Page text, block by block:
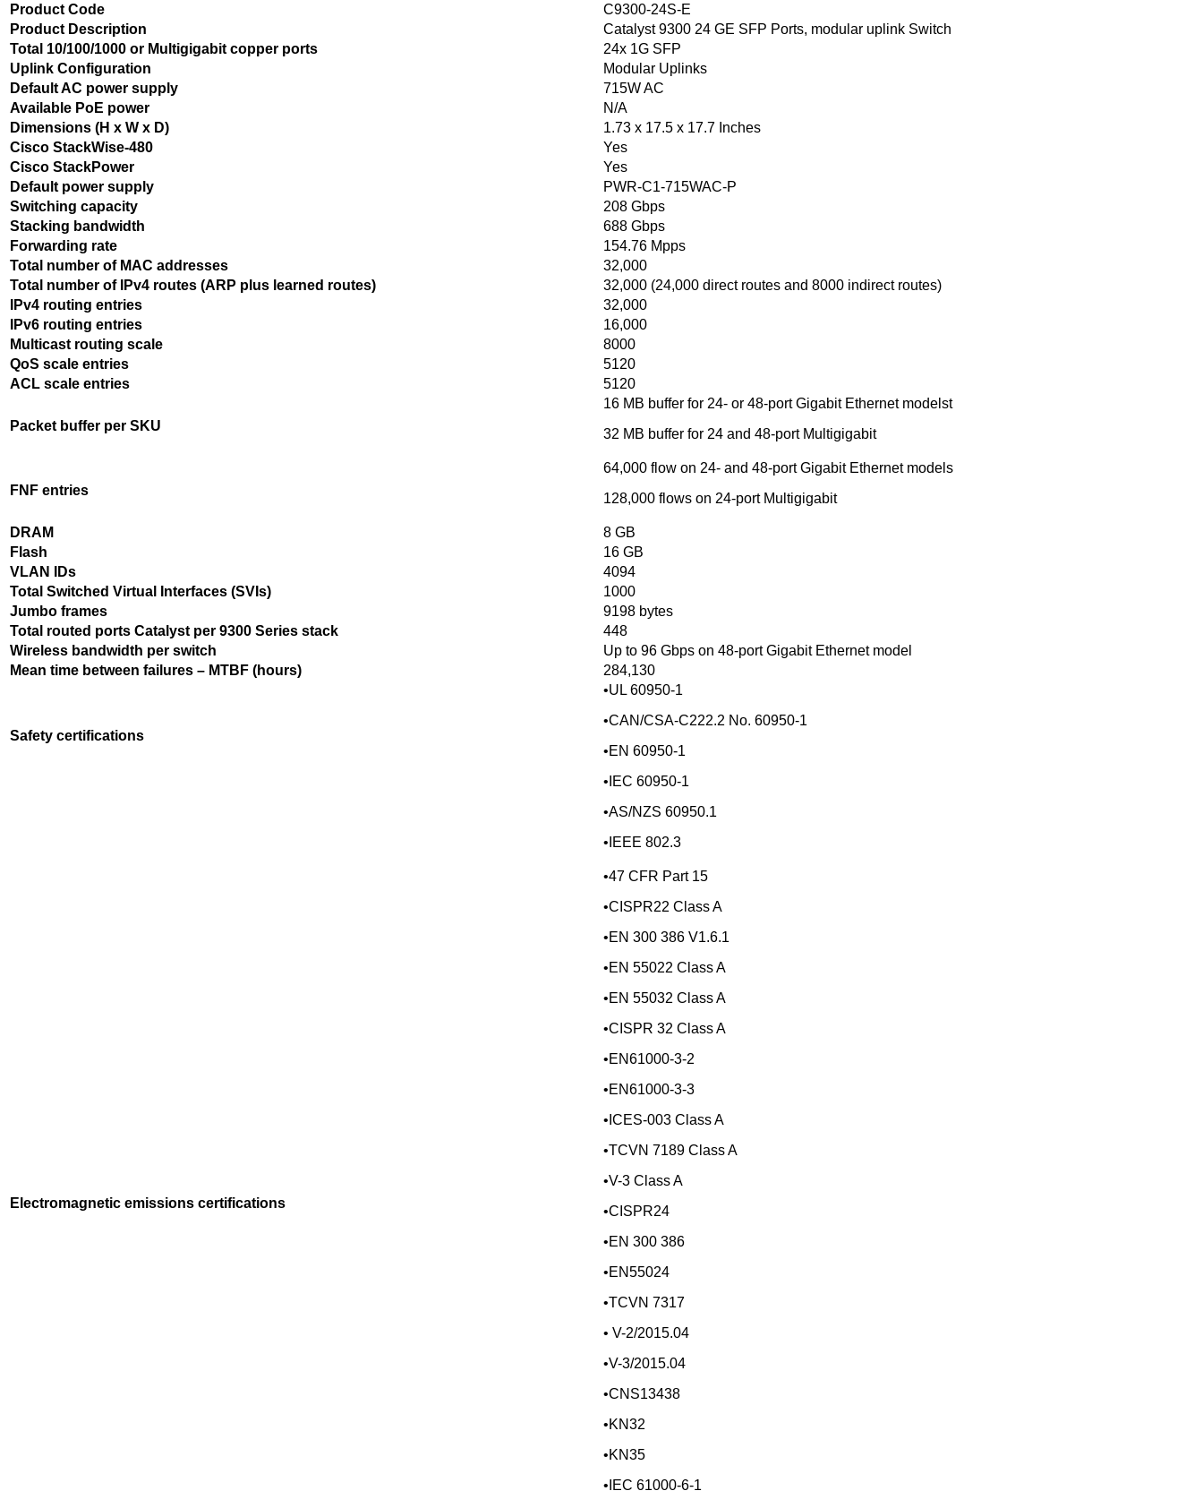
Product Code
C9300-24S-E
Product Description
Catalyst 9300 24 GE SFP Ports, modular uplink Switch
Total 10/100/1000 or Multigigabit copper ports
24x 1G SFP
Uplink Configuration
Modular Uplinks
Default AC power supply
715W AC
Available PoE power
N/A
Dimensions (H x W x D)
1.73 x 17.5 x 17.7 Inches
Cisco StackWise-480
Yes
Cisco StackPower
Yes
Default power supply
PWR-C1-715WAC-P
Switching capacity
208 Gbps
Stacking bandwidth
688 Gbps
Forwarding rate
154.76 Mpps
Total number of MAC addresses
32,000
Total number of IPv4 routes (ARP plus learned routes)
32,000 (24,000 direct routes and 8000 indirect routes)
IPv4 routing entries
32,000
IPv6 routing entries
16,000
Multicast routing scale
8000
QoS scale entries
5120
ACL scale entries
5120
Packet buffer per SKU
16 MB buffer for 24- or 48-port Gigabit Ethernet modelst
32 MB buffer for 24 and 48-port Multigigabit
FNF entries
64,000 flow on 24- and 48-port Gigabit Ethernet models
128,000 flows on 24-port Multigigabit
DRAM
8 GB
Flash
16 GB
VLAN IDs
4094
Total Switched Virtual Interfaces (SVIs)
1000
Jumbo frames
9198 bytes
Total routed ports Catalyst per 9300 Series stack
448
Wireless bandwidth per switch
Up to 96 Gbps on 48-port Gigabit Ethernet model
Mean time between failures – MTBF (hours)
284,130
Safety certifications
•UL 60950-1
•CAN/CSA-C222.2 No. 60950-1
•EN 60950-1
•IEC 60950-1
•AS/NZS 60950.1
•IEEE 802.3
Electromagnetic emissions certifications
•47 CFR Part 15
•CISPR22 Class A
•EN 300 386 V1.6.1
•EN 55022 Class A
•EN 55032 Class A
•CISPR 32 Class A
•EN61000-3-2
•EN61000-3-3
•ICES-003 Class A
•TCVN 7189 Class A
•V-3 Class A
•CISPR24
•EN 300 386
•EN55024
•TCVN 7317
• V-2/2015.04
•V-3/2015.04
•CNS13438
•KN32
•KN35
•IEC 61000-6-1